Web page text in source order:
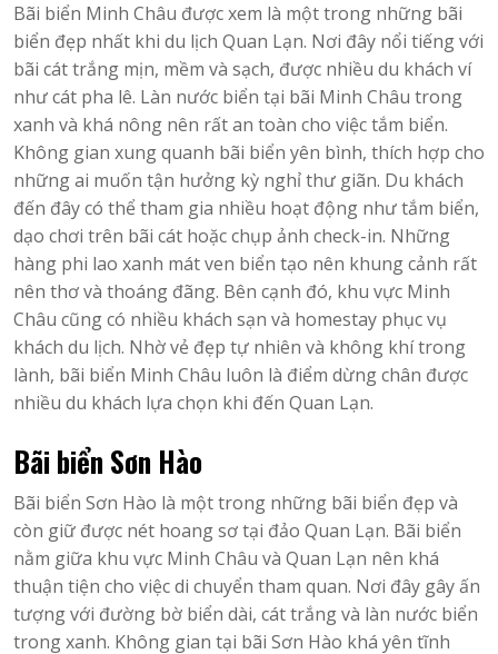
Bãi biển Minh Châu được xem là một trong những bãi
biển đẹp nhất khi du lịch Quan Lạn. Nơi đây nổi tiếng với
bãi cát trắng mịn, mềm và sạch, được nhiều du khách ví
như cát pha lê. Làn nước biển tại bãi Minh Châu trong
xanh và khá nông nên rất an toàn cho việc tắm biển.
Không gian xung quanh bãi biển yên bình, thích hợp cho
những ai muốn tận hưởng kỳ nghỉ thư giãn. Du khách
đến đây có thể tham gia nhiều hoạt động như tắm biển,
dạo chơi trên bãi cát hoặc chụp ảnh check-in. Những
hàng phi lao xanh mát ven biển tạo nên khung cảnh rất
nên thơ và thoáng đãng. Bên cạnh đó, khu vực Minh
Châu cũng có nhiều khách sạn và homestay phục vụ
khách du lịch. Nhờ vẻ đẹp tự nhiên và không khí trong
lành, bãi biển Minh Châu luôn là điểm dừng chân được
nhiều du khách lựa chọn khi đến Quan Lạn.
Bãi biển Sơn Hào
Bãi biển Sơn Hào là một trong những bãi biển đẹp và
còn giữ được nét hoang sơ tại đảo Quan Lạn. Bãi biển
nằm giữa khu vực Minh Châu và Quan Lạn nên khá
thuận tiện cho việc di chuyển tham quan. Nơi đây gây ấn
tượng với đường bờ biển dài, cát trắng và làn nước biển
trong xanh. Không gian tại bãi Sơn Hào khá yên tĩnh